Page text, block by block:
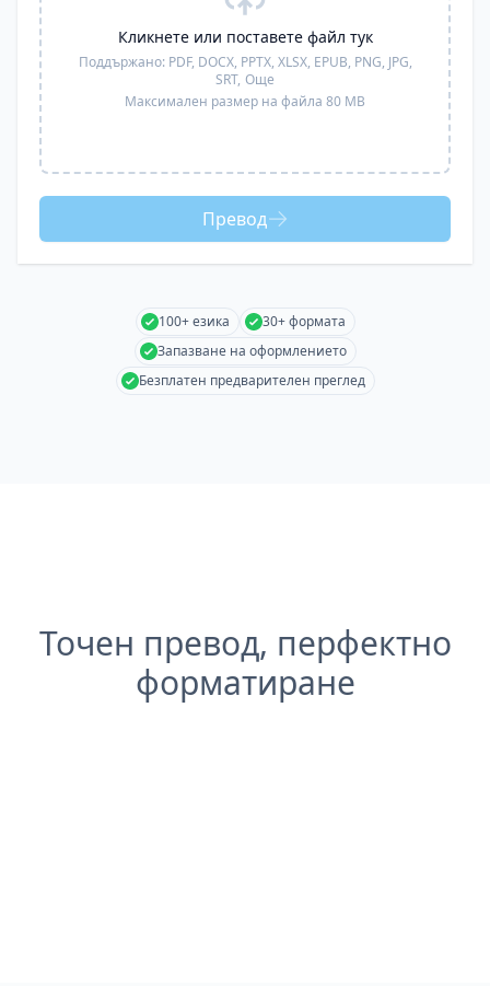
Кликнете или поставете файл тук
Поддържано: PDF, DOCX, PPTX, XLSX, EPUB, PNG, JPG,
SRT, Още
Максимален размер на файла 80 MB
Превод
100+ езика
30+ формата
Запазване на оформлението
Безплатен предварителен преглед
Точен превод, перфектно
форматиране